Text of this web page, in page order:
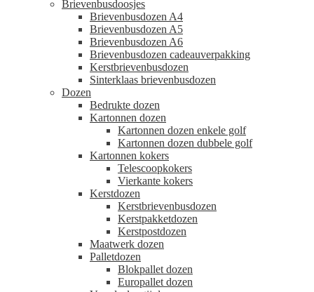
Brievenbusdoosjes
Brievenbusdozen A4
Brievenbusdozen A5
Brievenbusdozen A6
Brievenbusdozen cadeauverpakking
Kerstbrievenbusdozen
Sinterklaas brievenbusdozen
Dozen
Bedrukte dozen
Kartonnen dozen
Kartonnen dozen enkele golf
Kartonnen dozen dubbele golf
Kartonnen kokers
Telescoopkokers
Vierkante kokers
Kerstdozen
Kerstbrievenbusdozen
Kerstpakketdozen
Kerstpostdozen
Maatwerk dozen
Palletdozen
Blokpallet dozen
Europallet dozen